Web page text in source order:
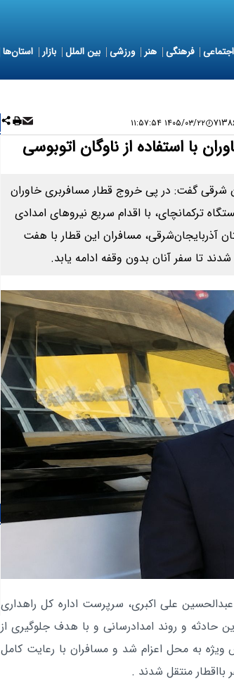
اجتماعی فرهنگی هنر ورزشی بین الملل بازار استان‌ها
۱۴۰۵/۰۳/۲۲ ۱۱:۵۷:۵۴
با استفاده از ناوگان اتوبوسی
شرقی گفت: در پی خروج قطار مسافربری خاوران
ترکمانچای، با اقدام سریع نیروهای امدادی
آذربایجان‌شرقی، مسافران این قطار با هفت
تا سفر آنان بدون وقفه ادامه یابد.
علی اکبری، سرپرست اداره کل راهداری
حادثه و روند امدادرسانی و با هدف جلوگیری از
به محل اعزام شد و مسافران با رعایت کامل
منتقل شدند .